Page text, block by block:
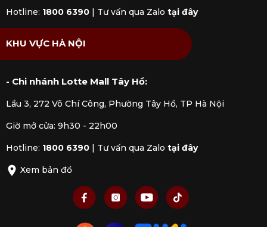
Hotline: 1800 6390 | Tư vấn qua Zalo tại đây
KHU VỰC HÀ NỘI
- Chi nhánh Lotte Mall Tây Hồ:
Lầu 3, 272 Võ Chí Công, Phường Tây Hồ, TP Hà Nội
Giờ mở cửa: 9h30 - 22h00
Hotline: 1800 6390 | Tư vấn qua Zalo tại đây
Xem bản đồ